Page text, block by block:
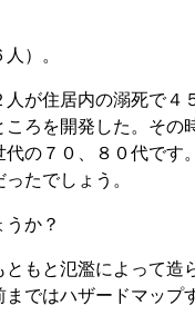
）。
が住居内の溺死で４
ろを開発した。その
の７０、８０代です
たでしょう。
か？
もと氾濫によって造
ではハザードマップ